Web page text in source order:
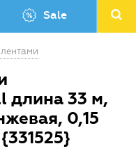
Sale
длина 33 м,
0,15